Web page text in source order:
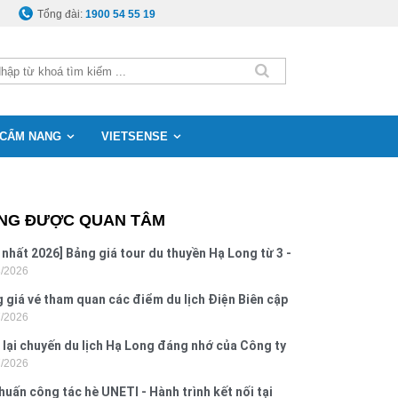
Tổng đài:1900 54 55 19
CẨM NANG VIETSENSE
ĐƯỢC QUAN TÂM
2026] Bảng giá tour du thuyền Hạ Long từ 3 -
2026
giá vé tham quan các điểm du lịch Điện Biên cập
2026
lại chuyến du lịch Hạ Long đáng nhớ của Công ty
2026
2026
công tác hè UNETI - Hành trình kết nối tại